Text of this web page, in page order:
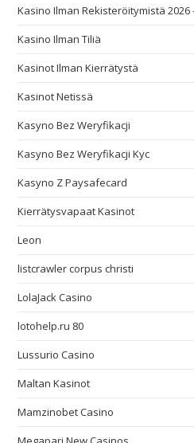
Kasino Ilman Rekisteröitymistä 2026
Kasino Ilman Tiliä
Kasinot Ilman Kierrätystä
Kasinot Netissä
Kasyno Bez Weryfikacji
Kasyno Bez Weryfikacji Kyc
Kasyno Z Paysafecard
Kierrätysvapaat Kasinot
Leon
listcrawler corpus christi
LolaJack Casino
lotohelp.ru 80
Lussurio Casino
Maltan Kasinot
Mamzinobet Casino